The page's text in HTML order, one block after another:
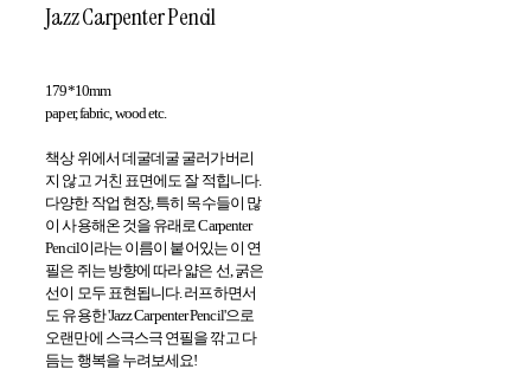
Jazz Carpenter Pencil
179*10mm
paper, fabric, wood etc.
책상 위에서 데굴데굴 굴러가버리
지 않고 거친 표면에도 잘 적힙니다.
다양한 작업 현장, 특히 목수들이 많
이 사용해온 것을 유래로 Carpenter
Pencil이라는 이름이 붙어있는 이 연
필은 쥐는 방향에 따라 얇은 선, 굵은
선이 모두 표현됩니다. 러프하면서
도 유용한 'Jazz Carpenter Pencil'으로
오랜만에 스극스극 연필을 깎고 다
듬는 행복을 누려보세요!